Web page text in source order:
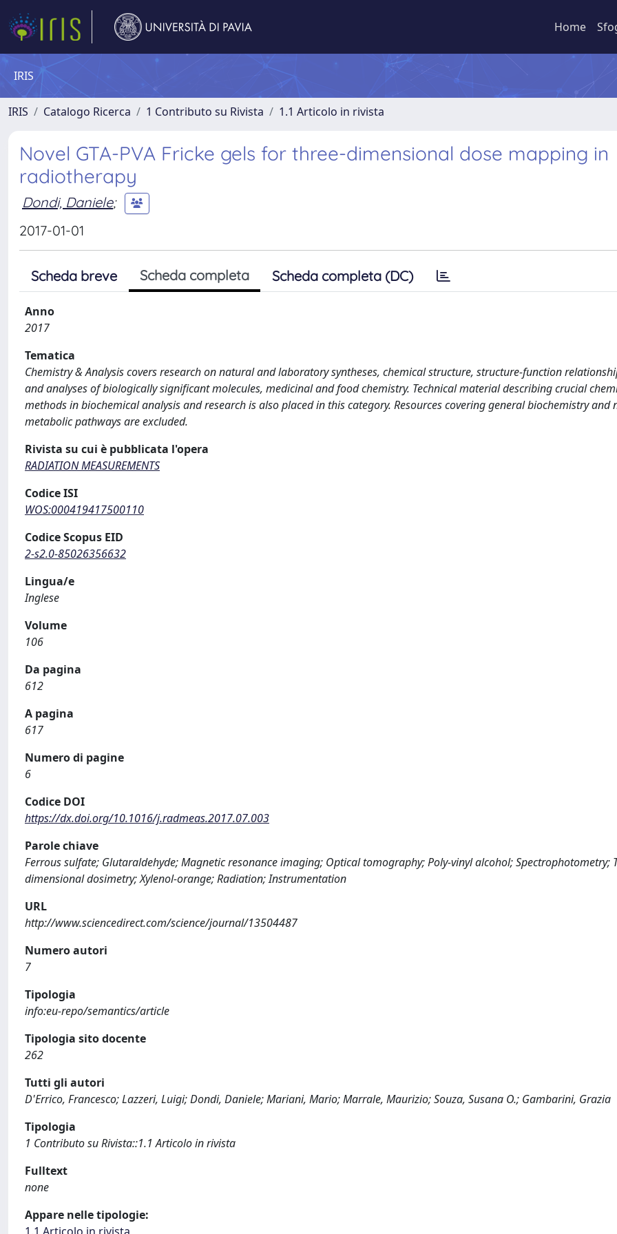
Home
IRIS
IRIS Catalogo Ricerca 1 Contributo su Rivista 1.1 Articolo in rivista
Novel GTA-PVA Fricke gels for three-dimensional dose mapping in
radiotherapy
Dondi, Daniele;
2017-01-01
Scheda breve Scheda completa Scheda completa (DC)
Anno
2017
Tematica
Chemistry & Analysis covers research on natural and laboratory syntheses, chemical structure, structure-function
and analyses of biologically significant molecules, medicinal and food chemistry. Technical material describing crucial
methods in biochemical analysis and research is also placed in this category. Resources covering general biochemistry and
metabolic pathways are excluded.
Rivista su cui è pubblicata l'opera
RADIATION MEASUREMENTS
Codice ISI
WOS:000419417500110
Codice Scopus EID
2-s2.0-85026356632
Lingua/e
Inglese
Volume
106
Da pagina
612
A pagina
617
Numero di pagine
6
Codice DOI
https://dx.doi.org/10.1016/j.radmeas.2017.07.003
Parole chiave
Ferrous sulfate; Glutaraldehyde; Magnetic resonance imaging; Optical tomography; Poly-vinyl alcohol; Spectrophotometry;
dimensional dosimetry; Xylenol-orange; Radiation; Instrumentation
URL
http://www.sciencedirect.com/science/journal/13504487
Numero autori
7
Tipologia
info:eu-repo/semantics/article
Tipologia sito docente
262
Tutti gli autori
D'Errico, Francesco; Lazzeri, Luigi; Dondi, Daniele; Mariani, Mario; Marrale, Maurizio; Souza, Susana O.; Gambarini, Grazia
Tipologia
1 Contributo su Rivista::1.1 Articolo in rivista
Fulltext
none
Appare nelle tipologie: